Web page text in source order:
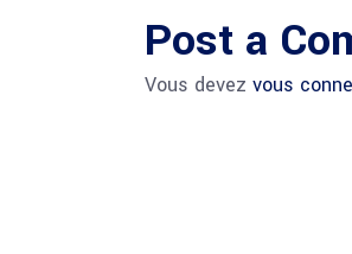
Post a
Vous devez vous